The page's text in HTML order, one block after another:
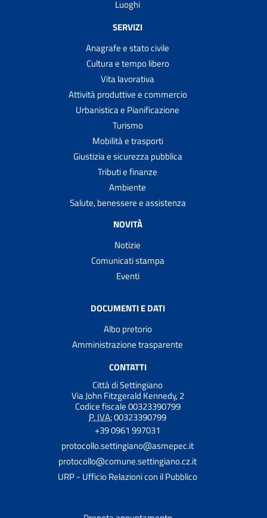
Luoghi
SERVIZI
Anagrafe e stato civile
Cultura e tempo libero
Vita lavorativa
Attività produttive e commercio
Urbanistica e Pianificazione
Turismo
Mobilità e trasporti
Giustizia e sicurezza pubblica
Tributi e finanze
Ambiente
Salute, benessere e assistenza
NOVITÀ
Notizie
Comunicati stampa
Eventi
DOCUMENTI E DATI
Albo pretorio
Amministrazione trasparente
CONTATTI
Città di Settingiano
Via John Fitzgerald Kennedy, 2
Codice fiscale 00323390799
P. IVA:00323390799
+39 0961 997031
protocollo.settingiano@asmepec.it
protocollo@comune.settingiano.cz.it
URP - Ufficio Relazioni con il Pubblico